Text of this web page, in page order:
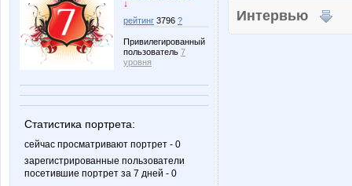
↓
рейтинг 3796 ?
Привилегированный
пользователь 7
уровня
Статистика портрета:
сейчас просматривают портрет - 0
зарегистрированные пользователи
посетившие портрет за 7 дней - 0
Интервью